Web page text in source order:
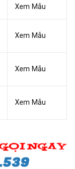
Xem Mẫu
Xem Mẫu
Xem Mẫu
Xem Mẫu